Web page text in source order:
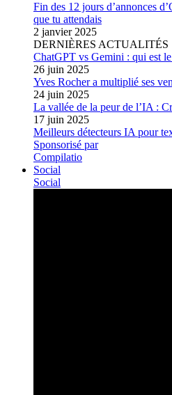
Fin des 12 jours d’annonces
que tu attendais
2 janvier 2025
DERNIÈRES ACTUALITÉS
ChatGPT vs Gemini : qui est
26 juin 2025
Yves Rocher a multiplié ses
24 juin 2025
La vallée de la peur de l’IA :
17 juin 2025
Meilleurs détecteurs IA pour
Sponsorisé par
Compilatio
Social
Social